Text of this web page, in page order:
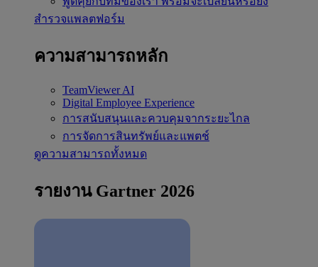
สำรวจแพลตฟอร์ม
ความสามารถหลัก
TeamViewer AI
Digital Employee Experience
การสนับสนุนและควบคุมจากระยะไกล
การจัดการสินทรัพย์และแพตช์
ดูความสามารถทั้งหมด
รายงาน Gartner 2026